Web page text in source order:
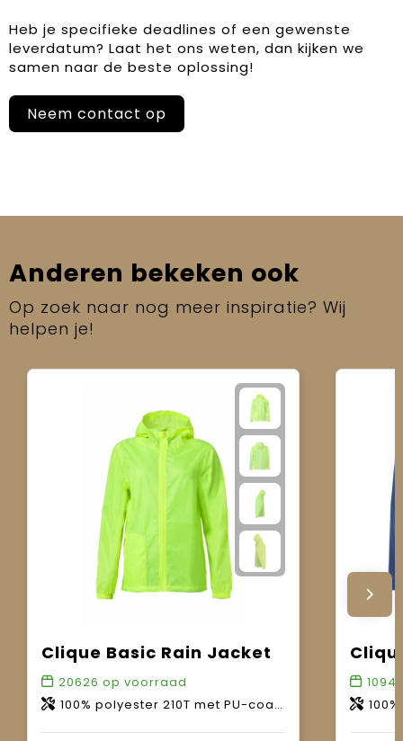
Heb je specifieke deadlines of een gewenste
leverdatum? Laat het ons weten, dan kijken we
samen naar de beste oplossing!
Neem contact op
Anderen bekeken ook
Op zoek naar nog meer inspiratie? Wij
helpen je!
Clique Basic Rain Jacket
20626 op voorraad
100% polyester 210T met PU-coating. WP 3000mm.
100%